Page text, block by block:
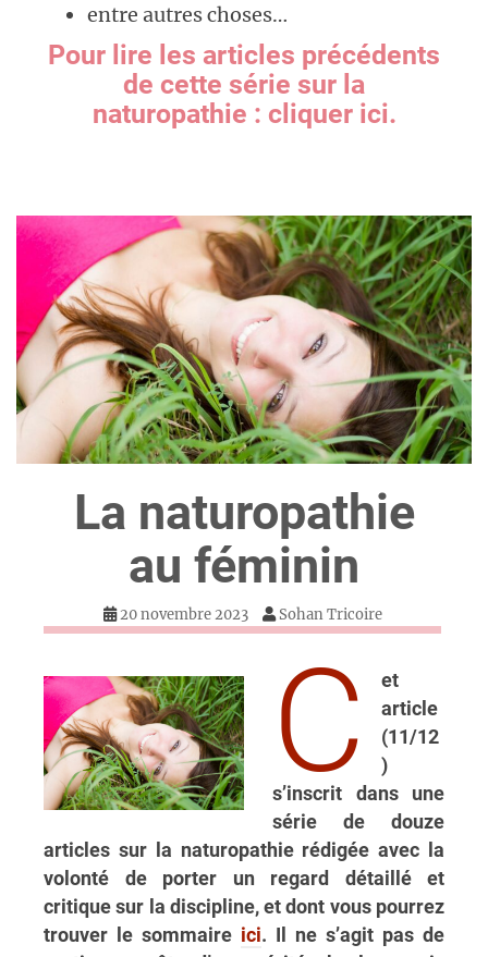
entre autres choses…
Pour lire les articles précédents
de cette série sur la
naturopathie : cliquer ici.
La naturopathie
au féminin
20 novembre 2023 Sohan Tricoire
c
et
article
(11/12
)
s’inscrit dans une
série de douze
articles sur la naturopathie rédigée avec la
volonté de porter un regard détaillé et
critique sur la discipline, et dont vous pourrez
trouver le sommaire ici. Il ne s’agit pas de